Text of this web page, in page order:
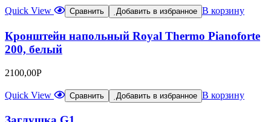
Quick View Сравнить Добавить в избранное В корзину
Кронштейн напольный Royal Thermo Pianoforte
200, белый
2100,00Р
Quick View Сравнить Добавить в избранное В корзину